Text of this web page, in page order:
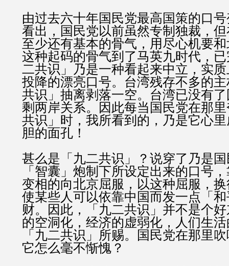
由过去六十年国民党最高国策的口
看出，国民党以前虽然专制独裁，
至少还有基本的骨气，用尽心机要
这种起码的骨气到了马英九时代，
二共识」乃是一种看起来中立，实
投降的漂亮口号。台湾残存不多的
共识」抽离剥落一空。台湾已没有
剩两岸关系。因此每当国民党在那
共识」时，我所看到的，乃是它心
胆的面孔！
甚么是「九二共识」？说穿了乃是
「智囊」炮制下所设定出来的口号
变相的向北京屈服，以这种屈服，
使某些人可以依靠中国而发一点「
财。因此，「九二共识」并不是个
的空洞化，经济的虚弱化，人们生
「九二共识」所赐。国民党在那里
它怎么毫不惭愧？